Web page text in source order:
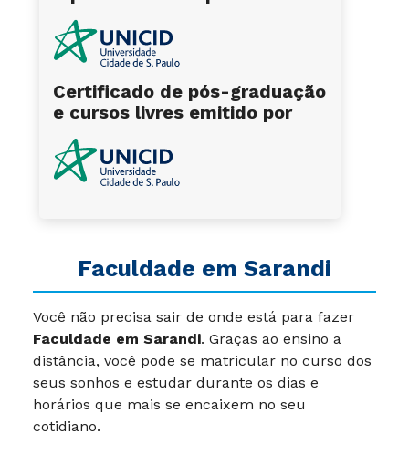
Faculdade em Sarandi
Você não precisa sair de onde está para fazer
Faculdade em Sarandi. Graças ao ensino a
distância, você pode se matricular no curso dos
seus sonhos e estudar durante os dias e
horários que mais se encaixem no seu
cotidiano.
Certificado de pós-graduação
e cursos livres emitido por